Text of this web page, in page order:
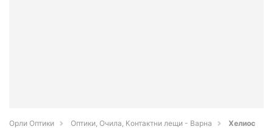
Орли Оптики Оптики, Очила, Контактни лещи - Варна Хелиос